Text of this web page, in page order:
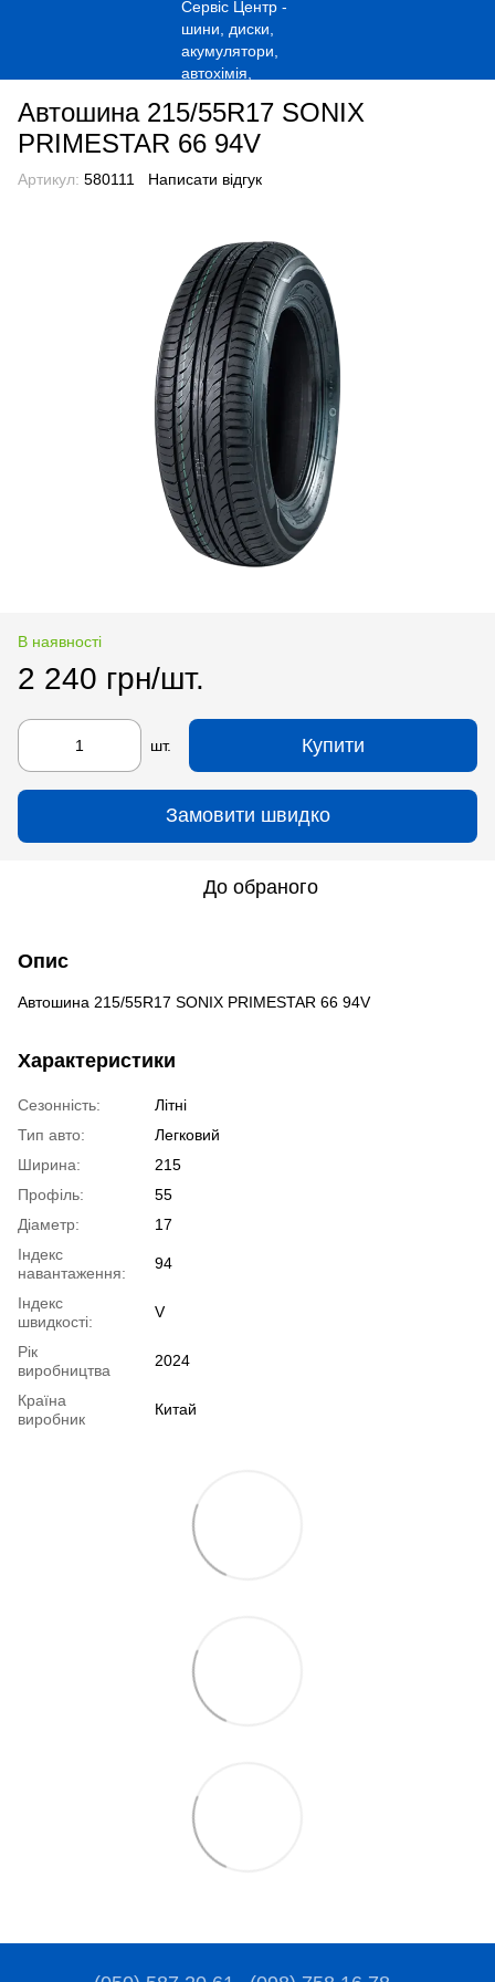
Автошина 215/55R17 SONIX
PRIMESTAR 66 94V
Артикул: 580111 Написати відгук
В наявності
2 240 грн/шт.
шт. Купити
Замовити швидко
До обраного
Опис
Автошина 215/55R17 SONIX PRIMESTAR 66 94V
Характеристики
Сезонність:
Літні
Тип авто:
Легковий
Ширина:
215
Профіль:
55
Діаметр:
17
Індекс
навантаження:
94
Індекс
швидкості:
V
Рік
виробництва
2024
Країна
виробник
Китай